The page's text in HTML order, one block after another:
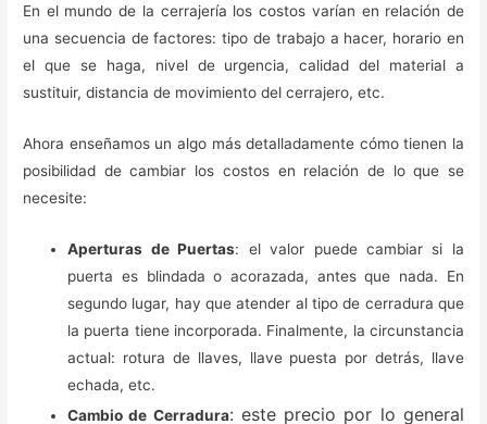
En el mundo de la cerrajería los costos varían en relación de
una secuencia de factores: tipo de trabajo a hacer, horario en
el que se haga, nivel de urgencia, calidad del material a
sustituir, distancia de movimiento del cerrajero, etc.
Ahora enseñamos un algo más detalladamente cómo tienen la
posibilidad de cambiar los costos en relación de lo que se
necesite:
Aperturas de Puertas: el valor puede cambiar si la
puerta es blindada o acorazada, antes que nada. En
segundo lugar, hay que atender al tipo de cerradura que
la puerta tiene incorporada. Finalmente, la circunstancia
actual: rotura de llaves, llave puesta por detrás, llave
echada, etc.
Cambio de Cerradura: este precio por lo general